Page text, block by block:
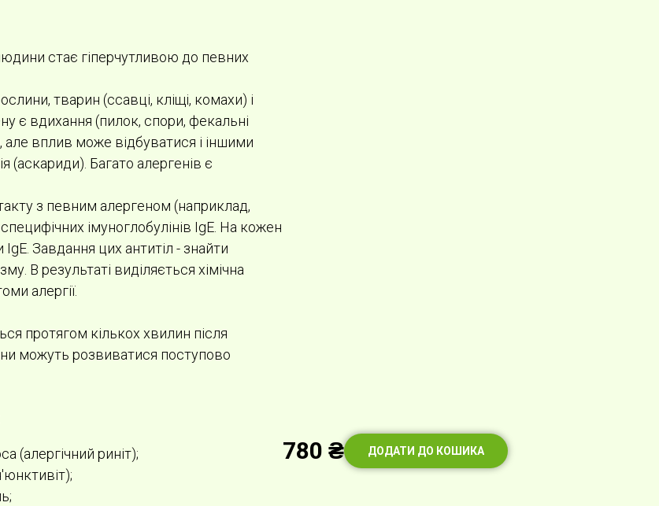
стає гіперчутливою до певних
тварин (ссавці, кліщі, комахи) і
є вдихання (пилок, спори, фекальні
але вплив може відбуватися і іншими
(аскариди). Багато алергенів є
з певним алергеном (наприклад,
імуноглобулінів IgE. На кожен
Завдання цих антитіл - знайти
В результаті виділяється хімічна
алергії.
протягом кількох хвилин після
можуть розвиватися поступово
(алергічний риніт);
780 ₴ ДОДАТИ ДО КОШИКА